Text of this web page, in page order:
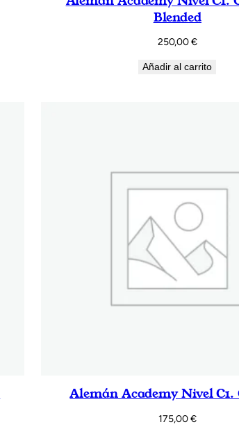
Blended
250,00€
Añadir al carrito
Alemán Academy Nivel C1.
175,00€